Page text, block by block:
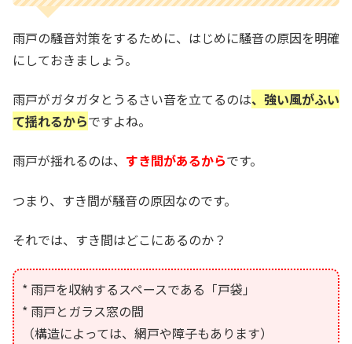
雨戸の騒音対策をするために、はじめに騒音の原因を明確
にしておきましょう。
雨戸がガタガタとうるさい音を立てるのは、強い風がふい
て揺れるからですよね。
雨戸が揺れるのは、 すき間があるからです。
つまり、すき間が騒音の原因なのです。
それでは、すき間はどこにあるのか？
* 雨戸を収納するスペースである「戸袋」
* 雨戸とガラス窓の間
（構造によっては、網戸や障子もあります）